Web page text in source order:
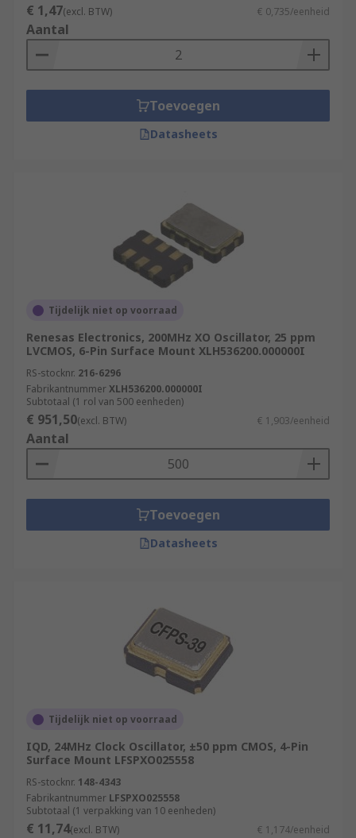
€ 1,47(excl. BTW) € 0,735/eenheid
Aantal
Toevoegen
Datasheets
Tijdelijk niet op voorraad
Renesas Electronics, 200MHz XO Oscillator, 25 ppm
LVCMOS, 6-Pin Surface Mount XLH536200.000000I
RS-stocknr. 216-6296
FabrikantnummerXLH536200.000000I
Subtotaal (1 rol van 500 eenheden)
€ 951,50(excl. BTW) € 1,903/eenheid
Aantal
Toevoegen
Datasheets
Tijdelijk niet op voorraad
IQD, 24MHz Clock Oscillator, ±50 ppm CMOS, 4-Pin
Surface Mount LFSPXO025558
RS-stocknr. 148-4343
Fabrikantnummer LFSPXO025558
Subtotaal (1 verpakking van 10 eenheden)
€ 11,74(excl. BTW) € 1,174/eenheid